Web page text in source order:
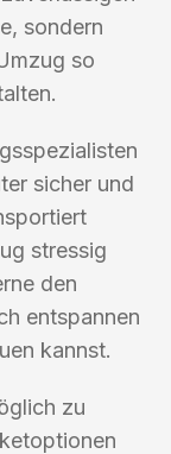
sondern
so
sicher und
stressig
den
entspannen
kannst.
zu